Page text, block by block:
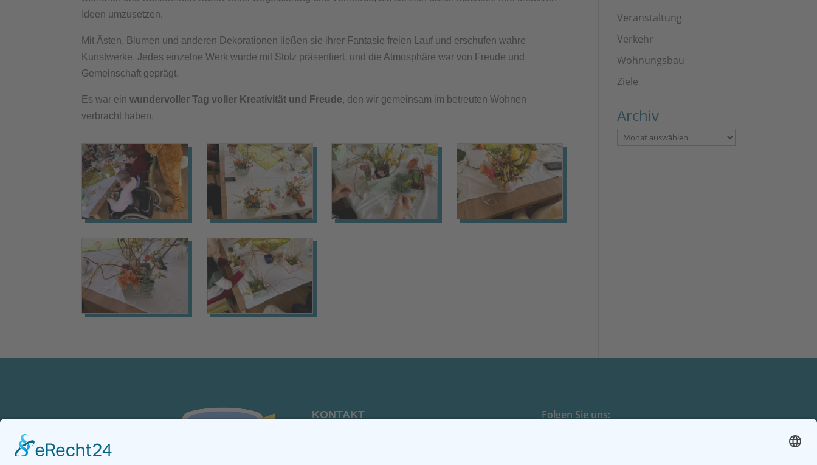
Ideen umzusetzen.
Mit Ästen, Blumen und anderen Dekorationen ließen sie ihrer Fantasie freien Lauf und erschufen wahre
Kunstwerke. Jedes einzelne Werk wurde mit Stolz präsentiert, und die Atmosphäre war von Freude und
Gemeinschaft geprägt.
Es war einwundervoller Tag voller Kreativität und Freude, den wir gemeinsam im betreuten Wohnen
verbracht haben.
Veranstaltung
Verkehr
Wohnungsbau
Ziele
Archiv
Archiv
KONTAKT
Folgen Sie uns: